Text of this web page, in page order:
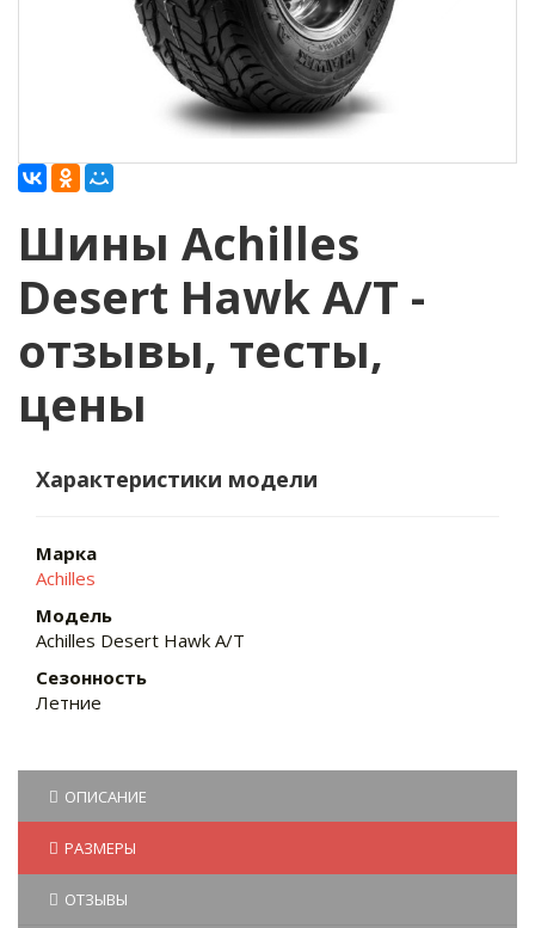
Шины Achilles
Desert Hawk A/T -
отзывы, тесты,
цены
Характеристики модели
Марка
Achilles
Модель
Achilles Desert Hawk A/T
Сезонность
Летние
ОПИСАНИЕ
РАЗМЕРЫ
ОТЗЫВЫ